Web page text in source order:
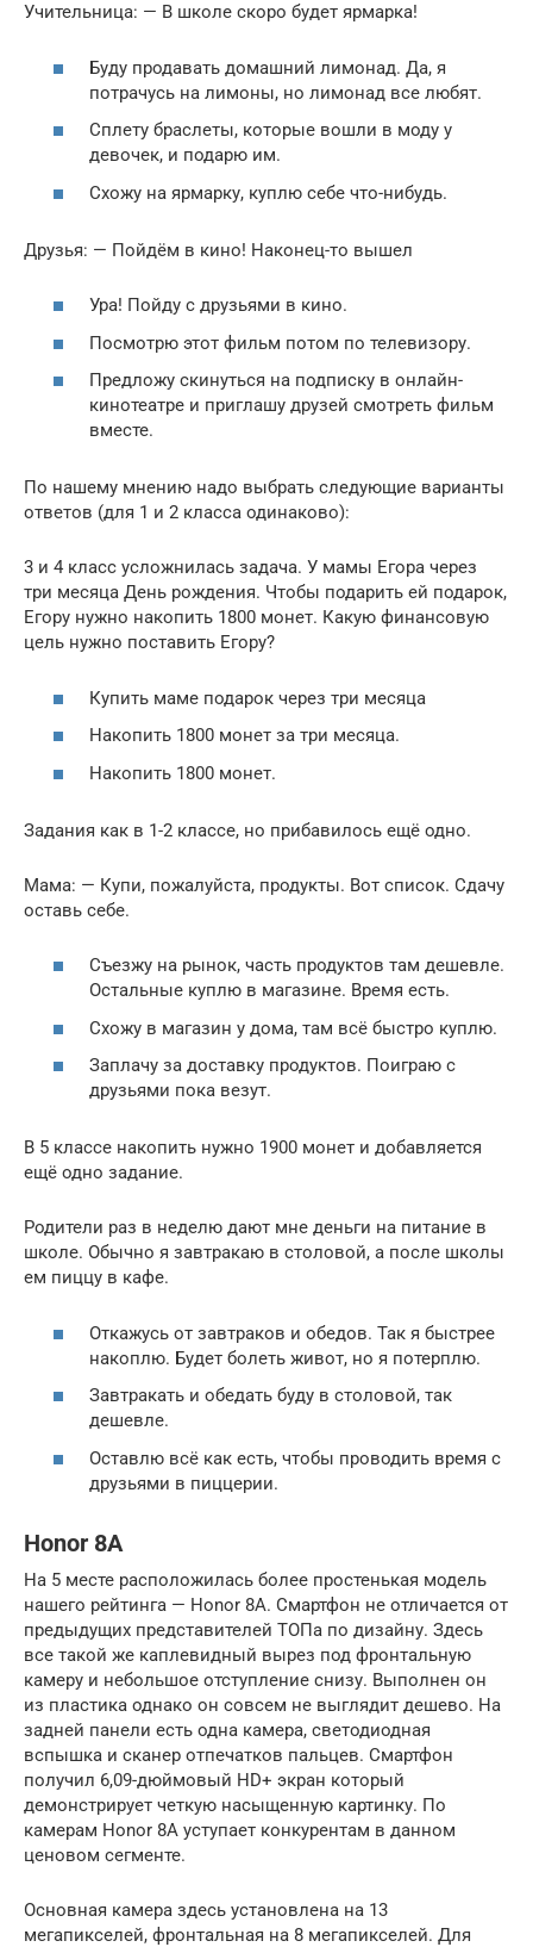
Учительница: — В школе скоро будет ярмарка!
Буду продавать домашний лимонад. Да, я
потрачусь на лимоны, но лимонад все любят.
Сплету браслеты, которые вошли в моду у
девочек, и подарю им.
Схожу на ярмарку, куплю себе что-нибудь.
Друзья: — Пойдём в кино! Наконец-то вышел
Ура! Пойду с друзьями в кино.
Посмотрю этот фильм потом по телевизору.
Предложу скинуться на подписку в онлайн-
кинотеатре и приглашу друзей смотреть фильм
вместе.
По нашему мнению надо выбрать следующие варианты
ответов (для 1 и 2 класса одинаково):
3 и 4 класс усложнилась задача. У мамы Егора через
три месяца День рождения. Чтобы подарить ей подарок,
Егору нужно накопить 1800 монет. Какую финансовую
цель нужно поставить Егору?
Купить маме подарок через три месяца
Накопить 1800 монет за три месяца.
Накопить 1800 монет.
Задания как в 1-2 классе, но прибавилось ещё одно.
Мама: — Купи, пожалуйста, продукты. Вот список. Сдачу
оставь себе.
Съезжу на рынок, часть продуктов там дешевле.
Остальные куплю в магазине. Время есть.
Схожу в магазин у дома, там всё быстро куплю.
Заплачу за доставку продуктов. Поиграю с
друзьями пока везут.
В 5 классе накопить нужно 1900 монет и добавляется
ещё одно задание.
Родители раз в неделю дают мне деньги на питание в
школе. Обычно я завтракаю в столовой, а после школы
ем пиццу в кафе.
Откажусь от завтраков и обедов. Так я быстрее
накоплю. Будет болеть живот, но я потерплю.
Завтракать и обедать буду в столовой, так
дешевле.
Оставлю всё как есть, чтобы проводить время с
друзьями в пиццерии.
Honor 8A
На 5 месте расположилась более простенькая модель
нашего рейтинга — Honor 8A. Смартфон не отличается от
предыдущих представителей ТОПа по дизайну. Здесь
все такой же каплевидный вырез под фронтальную
камеру и небольшое отступление снизу. Выполнен он
из пластика однако он совсем не выглядит дешево. На
задней панели есть одна камера, светодиодная
вспышка и сканер отпечатков пальцев. Смартфон
получил 6,09-дюймовый HD+ экран который
демонстрирует четкую насыщенную картинку. По
камерам Honor 8A уступает конкурентам в данном
ценовом сегменте.
Основная камера здесь установлена на 13
мегапикселей, фронтальная на 8 мегапикселей. Для